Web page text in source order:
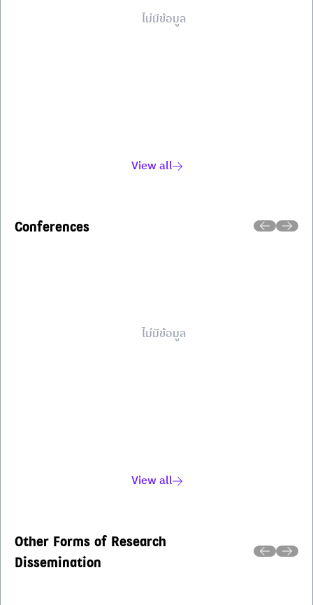
ไม่มีข้อมูล
View all
Conferences
ไม่มีข้อมูล
View all
Other Forms of Research
Dissemination